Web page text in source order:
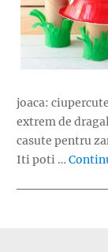
joaca:
extrem de
casute pentru
Iti poti …